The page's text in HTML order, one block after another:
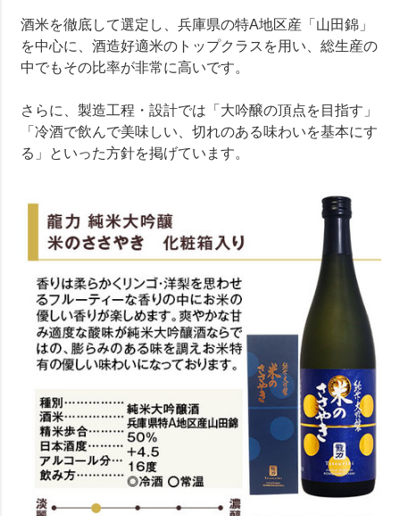
酒米を徹底して選定し、兵庫県の特A地区産「山田錦」
を中心に、酒造好適米のトップクラスを用い、総生産の
中でもその比率が非常に高いです。
さらに、製造工程・設計では「大吟醸の頂点を目指す」
「冷酒で飲んで美味しい、切れのある味わいを基本にす
る」といった方針を掲げています。